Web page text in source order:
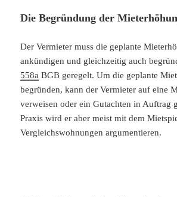
Die Begründung der
Der Vermieter muss die geplante
ankündigen und gleichzeitig auch
558a BGB geregelt. Um die geplante
begründen, kann der Vermieter auf eine
verweisen oder ein Gutachten in Auftrag
Praxis wird er aber meist mit dem
Vergleichswohnungen argumentieren.